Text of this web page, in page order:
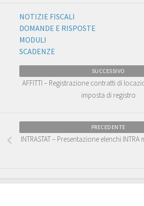
NOTIZIE FISCALI
DOMANDE E RISPOSTE
MODULI
SCADENZE
SUCCESSIVO
AFFITTI – Registrazione contratti di
imposta di registro
PRECEDENTE
INTRASTAT – Presentazione elenchi